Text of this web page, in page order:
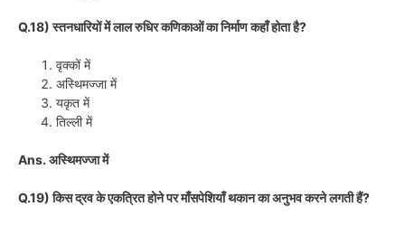
Q.18) स्तनधारियों में लाल रुधिर कणिकाओं का निर्माण कहाँ होता है?
वृक्कों में
अस्थिमज्जा में
यकृत में
तिल्ली में
Ans. अस्थिमज्जा में
Q.19) किस द्रव के एकत्रित होने पर माँसपेशियाँ थकान का अनुभव करने लगती हैं?